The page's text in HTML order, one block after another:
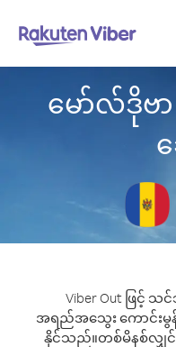
မော်လ်ဒိုဗ
Viber Out ဖြင့်
အရည်အသွေး ကောင်းမွန်
နိုင်သည်။တစ်မိနစ်လျှင်